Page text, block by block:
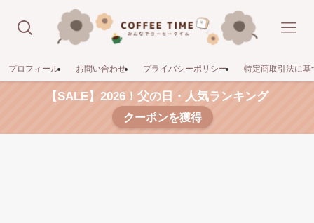
プロフィール お問い合わせ プライバシーポリシー 特定商取引法に基
【SALE】2026！父の日・人気ランキング
クーポンを獲得